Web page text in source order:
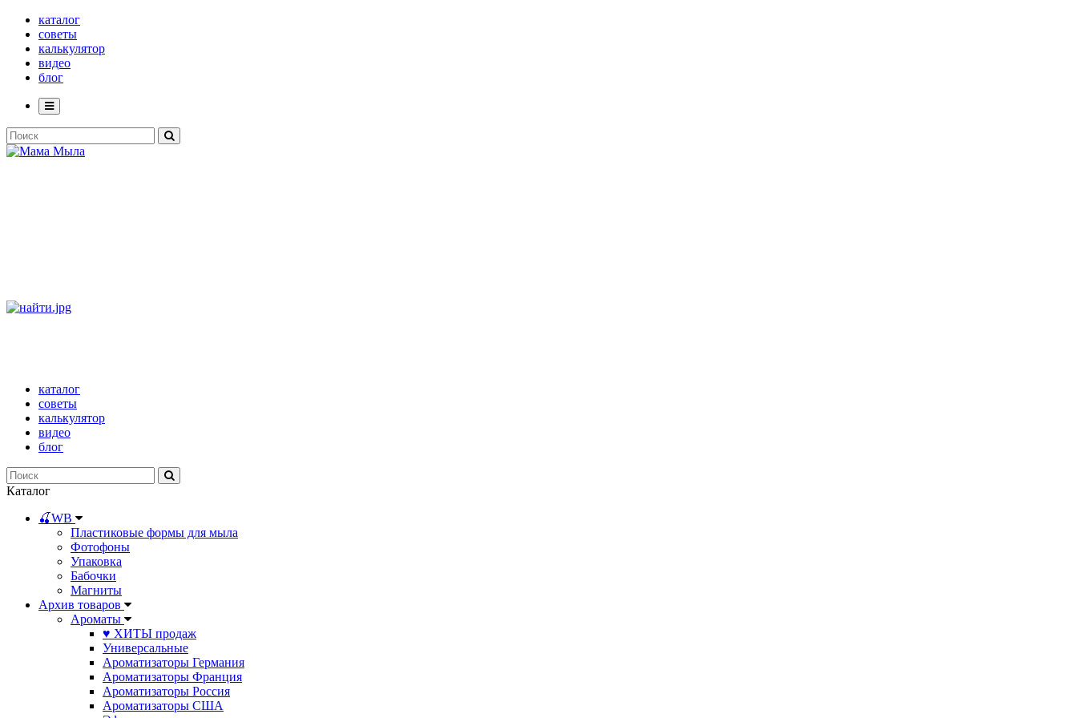
каталог
советы
калькулятор
видео
блог
каталог
советы
калькулятор
видео
блог
Каталог
🍒WB
Пластиковые формы для мыла
Фотофоны
Упаковка
Бабочки
Магниты
Архив товаров
Ароматы
♥ ХИТЫ продаж
Универсальные
Ароматизаторы Германия
Ароматизаторы Франция
Ароматизаторы Россия
Ароматизаторы США